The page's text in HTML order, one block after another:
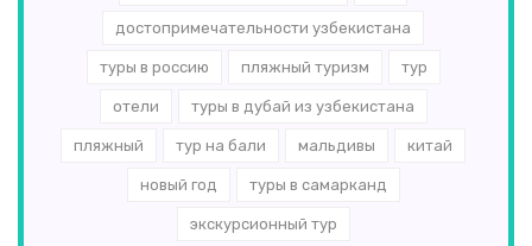
достопримечательности узбекистана
туры в россию пляжный туризм тур
отели туры в дубай из узбекистана
пляжный тур на бали мальдивы китай
новый год туры в самарканд
экскурсионный тур